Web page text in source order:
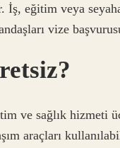
İş, eğitim veya
vize
ve sağlık hizmeti
araçları